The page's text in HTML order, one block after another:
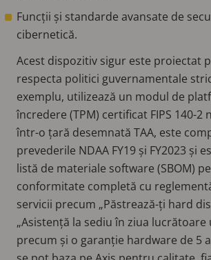
Funcții și standarde avansate de
cibernetică.
Acest dispozitiv sigur este proiectat
respecta politici guvernamentale
exemplu, utilizează un modul de
încredere (TPM) certificat FIPS 140-2
într-o țară desemnată TAA, este
prevederile NDAA FY19 și FY2023 și
listă de materiale software (SBOM)
conformitate completă cu
servicii precum „Păstrează-ți hard
„Asistență la sediu în ziua lucrătoare
precum și o garanție hardware de 5